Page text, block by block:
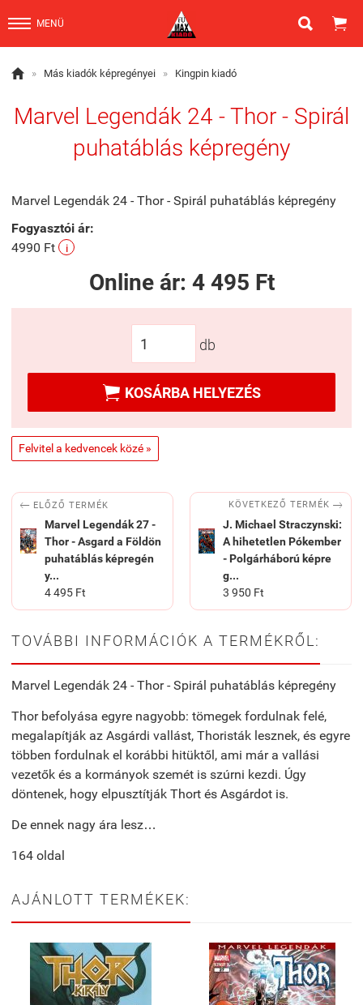
MENÜ  
 » Más kiadók képregényei » Kingpin kiadó
Marvel Legendák 24 - Thor - Spirál
puhatáblás képregény
Marvel Legendák 24 - Thor - Spirál puhatáblás képregény
Fogyasztói ár:
4990 Ft
i
Online ár: 4 495 Ft
db
 KOSÁRBA HELYEZÉS
Felvitel a kedvencek közé »
 ELŐZŐ TERMÉK
Marvel Legendák 27 -
Thor - Asgard ​a Földön
puhatáblás képregén
y...
4 495 Ft
KÖVETKEZŐ TERMÉK 
J. Michael Straczynski:
A hihetetlen Pókember
- Polgárháború képre
g...
3 950 Ft
TOVÁBBI INFORMÁCIÓK A TERMÉKRŐL:
Marvel Legendák 24 - Thor - Spirál puhatáblás képregény
Thor befolyása egyre nagyobb: tömegek fordulnak felé,
megalapítják az Asgárdi vallást, Thoristák lesznek, és egyre
többen fordulnak el korábbi hitüktől, ami már a vallási
vezetők és a kormányok szemét is szúrni kezdi. Úgy
döntenek, hogy elpusztítják Thort és Asgárdot is.
De ennek nagy ára lesz…
164 oldal
AJÁNLOTT TERMÉKEK: